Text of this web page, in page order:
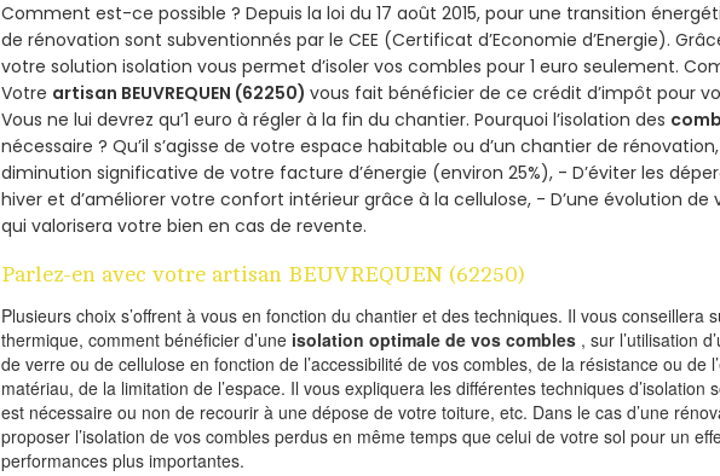
Comment est-ce possible ? Depuis la loi du 17 août 2015, pour une transition
de rénovation sont subventionnés par le CEE (Certificat d’Economie d’Energie).
votre solution isolation vous permet d’isoler vos combles pour 1 euro seulement.
Votre artisan BEUVREQUEN (62250)vous fait bénéficier de ce crédit d’impôt pour
Vous ne lui devrez qu’1 euro à régler à la fin du chantier. Pourquoi l’isolation des
nécessaire ? Qu’il s’agisse de votre espace habitable ou d’un chantier de
diminution significative de votre facture d’énergie (environ 25%), - D’éviter les
hiver et d’améliorer votre confort intérieur grâce à la cellulose, - D’une évolution
qui valorisera votre bien en cas de revente.
Parlez-en avec votre artisan BEUVREQUEN (62250)
Plusieurs choix s’offrent à vous en fonction du chantier et des techniques. Il vous conseillera
thermique, comment bénéficier d’une isolation optimale de vos combles , sur l’utilisation
de verre ou de cellulose en fonction de l’accessibilité de vos combles, de la résistance ou de
matériau, de la limitation de l’espace. Il vous expliquera les différentes techniques d’isolation
est nécessaire ou non de recourir à une dépose de votre toiture, etc. Dans le cas d’une
proposer l’isolation de vos combles perdus en même temps que celui de votre sol pour un
performances plus importantes.